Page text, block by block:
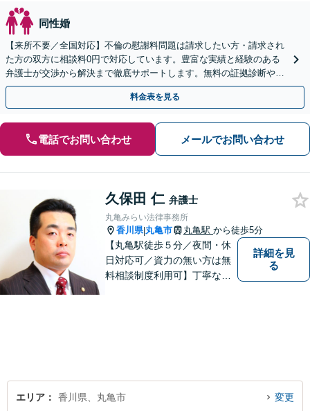
同性婚
【来所不要／全国対応】不倫の慰謝料問題は請求したい方・請求され
た方の双方に相談料0円で対応しています。豊富な実績と経験のある
弁護士が交渉から解決まで徹底サポートします。無料の証拠診断や着
手金の返還保証もありますので安心してご相談ください。
料金表を見る
電話でお問い合わせ メールでお問い合わせ
久保田 仁 弁護士
丸亀みらい法律事務所
香川県|丸亀市 丸亀駅 から徒歩5分
【丸亀駅徒歩５分／夜間・休
日対応可／資力の無い方は無
料相談制度利用可】丁寧な対
詳細を見
る
エリア 香川県、丸亀市 変更